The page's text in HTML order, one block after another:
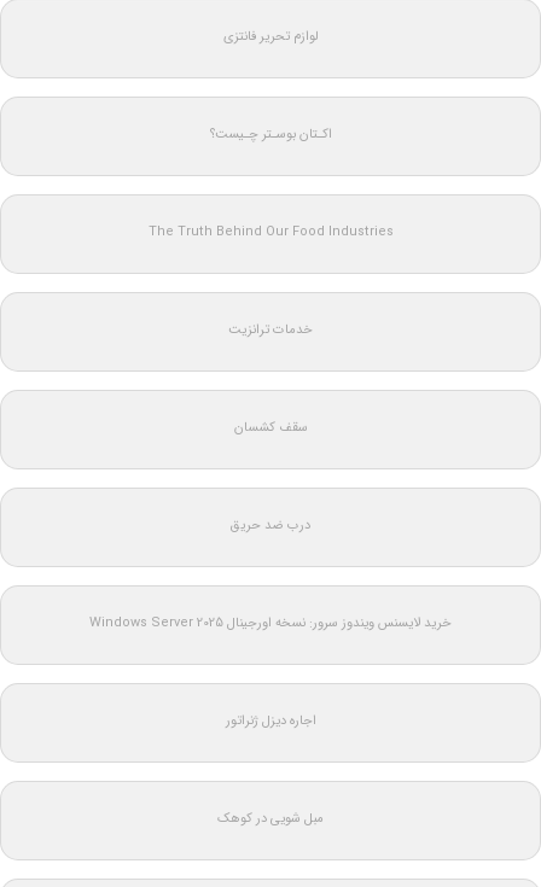
لوازم تحریر فانتزی
اکـتان بوسـتر چـیست؟
The Truth Behind Our Food Industries
خدمات ترانزیت
سقف کشسان
درب ضد حریق
خرید لایسنس ویندوز سرور: نسخه اورجینال Windows Server 2025
اجاره دیزل ژنراتور
مبل شویی در کوهک